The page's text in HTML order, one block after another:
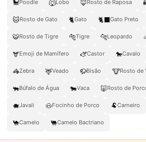
🐩Poodle 🐺Lobo 🦊Rosto de Raposa
🐱Rosto de Gato 🐈Gato 🐈‍⬛Gato Preto
🐯Rosto de Tigre 🐅Tigre 🐆Leopardo
🫎Emoji de Mamífero 🫏Castor 🐎Cavalo
🦓Zebra 🦌Veado 🦬Bisão 🐮Rosto de
🐃Búfalo de Água 🐄Vaca 🐷Rosto de
🐗Javali 🐽Focinho de Porco 🐏Carneiro
🐪Camelo 🐫Camelo Bactriano